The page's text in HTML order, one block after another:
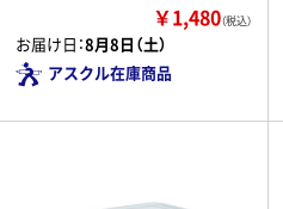
￥1,480（税込）
お届け日：8月8日（土）
アスクル在庫商品